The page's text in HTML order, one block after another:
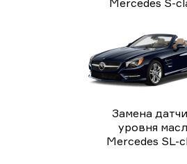
Замена
уровня
Mercedes SL-